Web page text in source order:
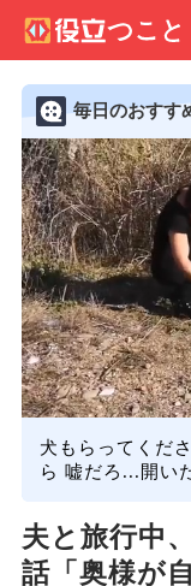
毎日のおすす
犬もらってくだ
ら 嘘だろ...開い
夫と旅行中
話「奥様が